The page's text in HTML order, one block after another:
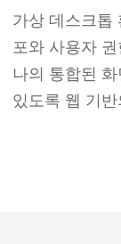
가상 데스크톱
포와 사용자
나의 통합된
있도록 웹 기